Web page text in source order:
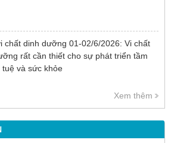
chất dinh dưỡng 01-02/6/2026: Vi chất
rất cần thiết cho sự phát triển tầm
tuệ và sức khỏe
Xem thêm